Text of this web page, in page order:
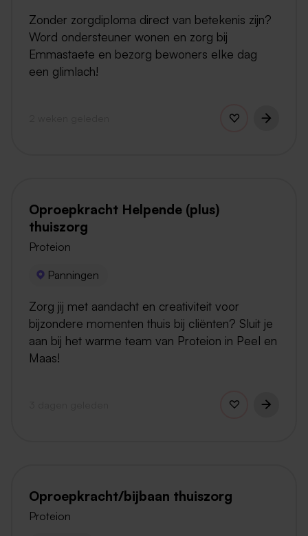
Zonder zorgdiploma direct van betekenis zijn?
Word ondersteuner wonen en zorg bij
Emmastaete en bezorg bewoners elke dag
een glimlach!
Oproepkracht Helpende (plus)
thuiszorg
Proteion
Panningen
Zorg jij met aandacht en creativiteit voor
bijzondere momenten thuis bij cliënten? Sluit je
aan bij het warme team van Proteion in Peel en
Maas!
Oproepkracht/bijbaan thuiszorg
Proteion